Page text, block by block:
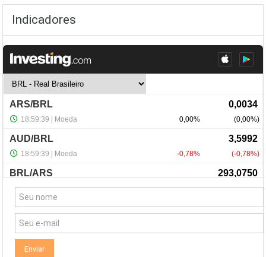
Indicadores
NewsLetter